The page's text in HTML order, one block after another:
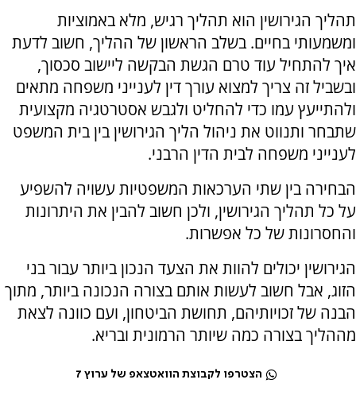
תהליך הגירושין הוא תהליך רגיש, מלא באמוציות
ומשמעותי בחיים. בשלב הראשון של ההליך, חשוב לדעת
איך להתחיל עוד טרם הגשת הבקשה ליישוב סכסוך,
ובשביל זה צריך למצוא עורך דין לענייני משפחה מתאים
ולהתייעץ עמו כדי להחליט ולגבש אסטרטגיה מקצועית
שתבחר ותנווט את ניהול הליך הגירושין בין בית המשפט
לענייני משפחה לבית הדין הרבני.
הבחירה בין שתי הערכאות המשפטיות עשויה להשפיע
על כל תהליך הגירושין, ולכן חשוב להבין את היתרונות
והחסרונות של כל אפשרות.
הגירושין יכולים להוות את הצעד הנכון ביותר עבור בני
הזוג, אבל חשוב לעשות אותם בצורה הנכונה ביותר, מתוך
הבנה של זכויותיהם, תחושת הביטחון, ועם כוונה לצאת
מההליך בצורה כמה שיותר הרמונית ובריא.
הצטרפו לקבוצת הוואטצאפ של ערוץ 7